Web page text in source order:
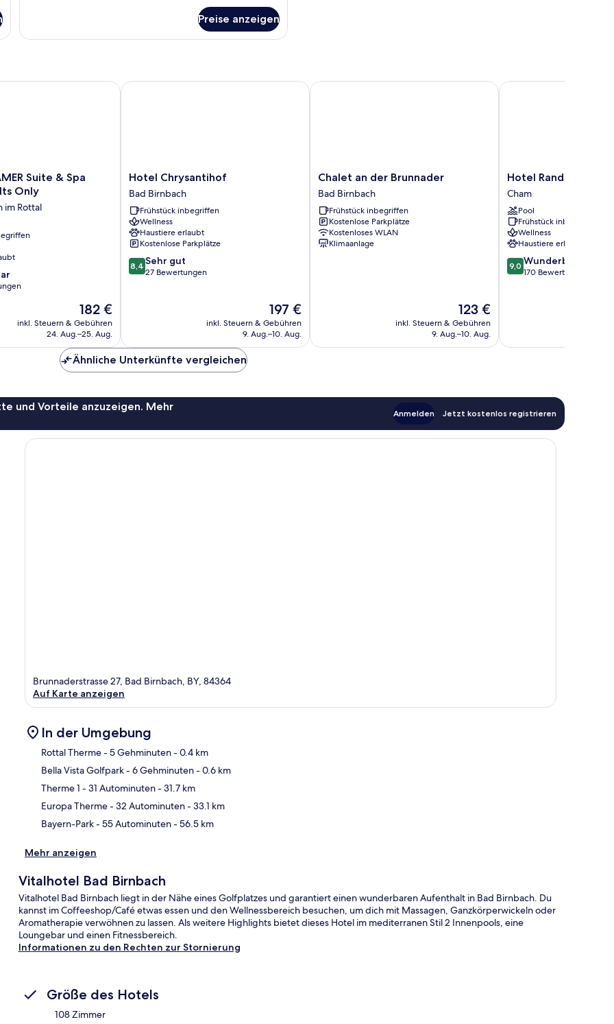
Schlafzimmer,
Preise anzeigen
Suite & Spa
Only
im Rottal
Der
Preis
beträgt
182 €
inkl. Steuern & Gebühren
24. Aug.–25. Aug.
Suite & Spa Hotel - Adults Only
Hotel
Chrysantihof
Bad
Birnbach
Hotel Chrysantihof
Bad Birnbach
Frühstück inbegriffen
Wellness
Haustiere erlaubt
Kostenlose Parkplätze
8.4
von
8,4 Sehr gut
27 Bewertungen
Der
Preis
beträgt
197 €
inkl. Steuern & Gebühren
9. Aug.–10. Aug.
Hotel Chrysantihof
Chalet
an
der
Brunnader
Bad
Birnbach
Chalet an der Brunnader
Bad Birnbach
Frühstück inbegriffen
Kostenlose Parkplätze
Kostenloses WLAN
Klimaanlage
Der
Preis
beträgt
123 €
inkl. Steuern & Gebühren
9. Aug.–10. Aug.
Chalet an der Brunnader
Hotel
Randsbergerhof
Cham
Hotel
Cham
Pool
Frühstück inbegriffen
Wellness
Haustiere erlaubt
9.0
von
9,0 Wunderbar
170 Bewertungen
Hotel Randsbergerhof
Ähnliche Unterkünfte vergleichen
und Vorteile anzuzeigen. Mehr
Anmelden Jetzt kostenlos registrieren
Brunnaderstrasse 27, Bad Birnbach, BY, 84364
Auf Karte anzeigen
In der Umgebung
Rottal Therme- 5 Gehminuten- 0.4 km
Bella Vista Golfpark- 6 Gehminuten- 0.6 km
Therme 1 - 31 Autominuten- 31.7 km
Europa Therme- 32 Autominuten- 33.1 km
Bayern-Park- 55 Autominuten- 56.5 km
Mehr anzeigen
Vitalhotel Bad Birnbach
Vitalhotel Bad Birnbach liegt in der Nähe eines Golfplatzes und garantiert einen wunderbaren Aufenthalt in Bad Birnbach. Du
kannst im Coffeeshop/Café etwas essen und den Wellnessbereich besuchen, um dich mit Massagen, Ganzkörperwickeln oder
Aromatherapie verwöhnen zu lassen. Als weitere Highlights bietet dieses Hotel im mediterranen Stil 2 Innenpools, eine
Loungebar und einen Fitnessbereich.
Informationen zu den Rechten zur Stornierung
Größe des Hotels
108 Zimmer